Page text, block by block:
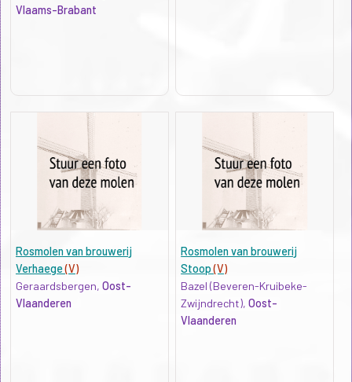
Vlaams-Brabant
Rosmolen van brouwerij
Verhaege(V)
Geraardsbergen, Oost-
Vlaanderen
Rosmolen van brouwerij
Stoop(V)
Bazel (Beveren-Kruibeke-
Zwijndrecht),Oost-
Vlaanderen